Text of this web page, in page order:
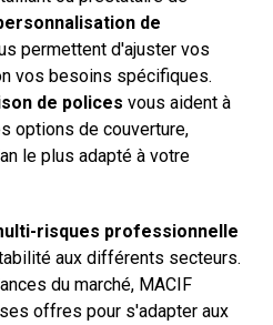
de
permettent d'ajuster vos
vos besoins spécifiques.
de polices vous aident à
options de couverture,
le plus adapté à votre
risques professionnelle
aux différents secteurs.
du marché, MACIF
offres pour s'adapter aux